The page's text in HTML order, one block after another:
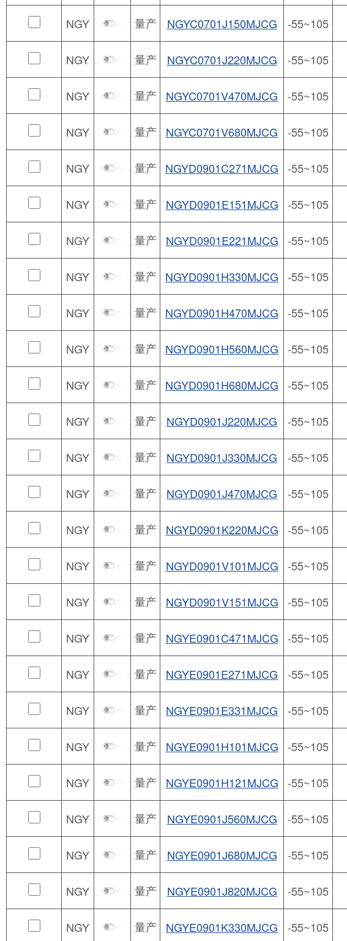
NGY 量产 NGYC0701J150MJCG -55~105
NGY 量产 NGYC0701J220MJCG -55~105
NGY 量产 NGYC0701V470MJCG -55~105
NGY 量产 NGYC0701V680MJCG -55~105
NGY 量产 NGYD0901C271MJCG -55~105
NGY 量产 NGYD0901E151MJCG -55~105
NGY 量产 NGYD0901E221MJCG -55~105
NGY 量产 NGYD0901H330MJCG -55~105
NGY 量产 NGYD0901H470MJCG -55~105
NGY 量产 NGYD0901H560MJCG -55~105
NGY 量产 NGYD0901H680MJCG -55~105
NGY 量产 NGYD0901J220MJCG -55~105
NGY 量产 NGYD0901J330MJCG -55~105
NGY 量产 NGYD0901J470MJCG -55~105
NGY 量产 NGYD0901K220MJCG -55~105
NGY 量产 NGYD0901V101MJCG -55~105
NGY 量产 NGYD0901V151MJCG -55~105
NGY 量产 NGYE0901C471MJCG -55~105
NGY 量产 NGYE0901E271MJCG -55~105
NGY 量产 NGYE0901E331MJCG -55~105
NGY 量产 NGYE0901H101MJCG -55~105
NGY 量产 NGYE0901H121MJCG -55~105
NGY 量产 NGYE0901J560MJCG -55~105
NGY 量产 NGYE0901J680MJCG -55~105
NGY 量产 NGYE0901J820MJCG -55~105
NGY 量产 NGYE0901K330MJCG -55~105